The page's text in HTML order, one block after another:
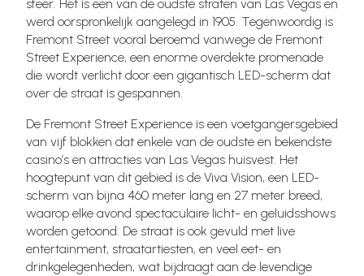
sfeer. Het is een van de oudste straten van Las Vegas en
werd oorspronkelijk aangelegd in 1905. Tegenwoordig is
Fremont Street vooral beroemd vanwege de Fremont
Street Experience, een enorme overdekte promenade
die wordt verlicht door een gigantisch LED-scherm dat
over de straat is gespannen.
De Fremont Street Experience is een voetgangersgebied
van vijf blokken dat enkele van de oudste en bekendste
casino’s en attracties van Las Vegas huisvest. Het
hoogtepunt van dit gebied is de Viva Vision, een LED-
scherm van bijna 460 meter lang en 27 meter breed,
waarop elke avond spectaculaire licht- en geluidsshows
worden getoond. De straat is ook gevuld met live
entertainment, straatartiesten, en veel eet- en
drinkgelegenheden, wat bijdraagt aan de levendige